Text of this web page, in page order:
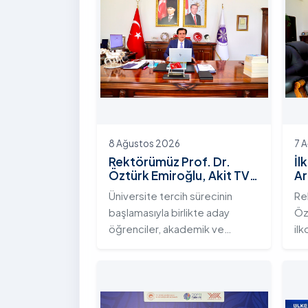
8 Ağustos 2026
Rektörümüz Prof. Dr.
Öztürk Emiroğlu, Akit TV
Ekranlarında Aday
Öğrencilerle Buluştu
Üniversite tercih sürecinin
başlamasıyla birlikte aday
öğrenciler, akademik ve
Üniversitesi, nitelikli eğitim
7